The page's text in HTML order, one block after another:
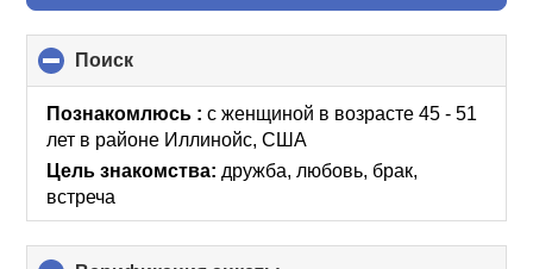
Поиск
to
collapse
contents
Познакомлюсь :с женщиной в возрасте 45 - 51
лет в районе Иллинойс, США
Цель знакомства: дружба, любовь, брак,
встреча